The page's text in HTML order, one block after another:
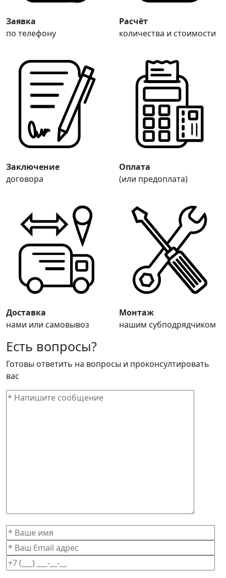
Заявка
по телефону
Расчёт
количества и стоимости
Заключение
договора
Оплата
(или предоплата)
Доставка
нами или самовывоз
Монтаж
нашим субподрядчиком
Есть вопросы?
Готовы ответить на вопросы и проконсултировать
вас